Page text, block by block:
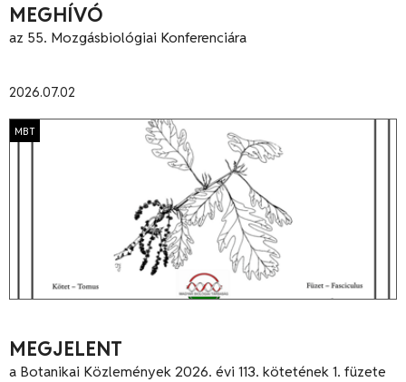
MEGHÍVÓ
2026.07.02
az 55. Mozgásbiológiai Konferenciára
MEGJELENT
MBT
a Botanikai Közlemények 2026. évi 113. kötetének 1. füzete